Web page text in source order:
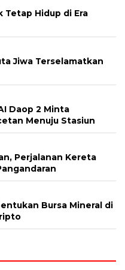
Tetap Hidup di Era
Jiwa Terselamatkan
Daop 2 Minta
Menuju Stasiun
Perjalanan Kereta
Bursa Mineral di